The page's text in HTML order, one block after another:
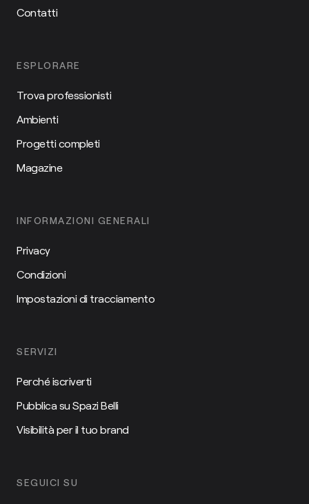
Contatti
ESPLORARE
Trova professionisti
Ambienti
Progetti completi
Magazine
INFORMAZIONI GENERALI
Privacy
Condizioni
Impostazioni di tracciamento
SERVIZI
Perché iscriverti
Pubblica su Spazi Belli
Visibilità per il tuo brand
SEGUICI SU